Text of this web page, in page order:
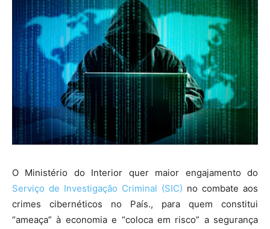
O Ministério do Interior quer maior engajamento do
Serviço de Investigação Criminal (SIC) no combate aos
crimes cibernéticos no País., para quem constitui
“ameaça” à economia e “coloca em risco” a segurança